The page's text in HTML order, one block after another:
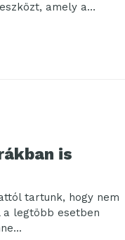
amely a
is
tartunk, hogy nem
a legtöbb esetben